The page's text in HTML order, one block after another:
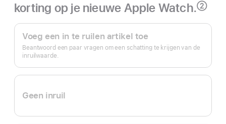
korting op je nieuwe Apple Watch.
Voetnoot
②
Apple Trade In.
Voeg een in te ruilen artikel toe
Beantwoord een paar vragen om een schatting te krijgen van de
inruilwaarde.
Geen inruil